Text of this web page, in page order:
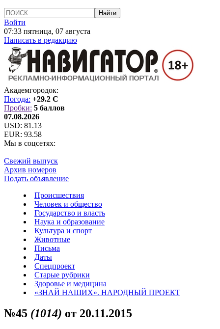
Войти
07:33 пятница, 07 августа
Написать в редакцию
Академгородок:
Погода: +29.2 C
Пробки: 5 баллов
07.08.2026
USD: 81.13
EUR: 93.58
Мы в соцсетях:
Свежий выпуск
Архив номеров
Подать объявление
Происшествия
Человек и общество
Государство и власть
Наука и образование
Культура и спорт
Животные
Письма
Даты
Спецпроект
Старые рубрики
Здоровье и медицина
«ЗНАЙ НАШИХ». НАРОДНЫЙ ПРОЕКТ
№45 (1014) от 20.11.2015